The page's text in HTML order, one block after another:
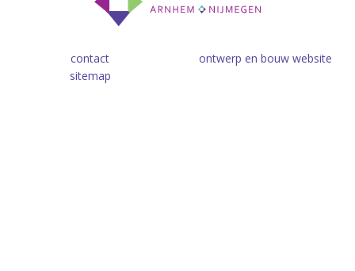
contact
sitemap
ontwerp en bouw website